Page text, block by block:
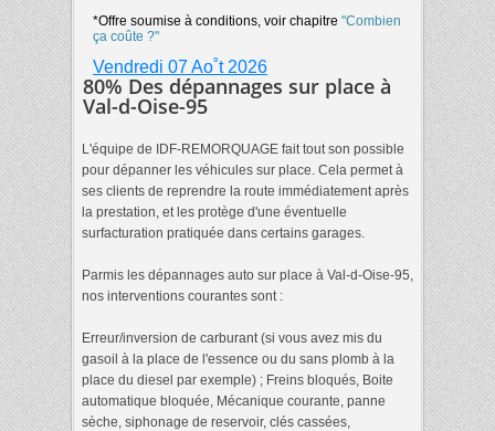
*Offre soumise à conditions, voir chapitre "Combien
ça coûte ?"
Vendredi 07 Ao˚t 2026
80% Des dépannages sur place à
Val-d-Oise-95
L'équipe de IDF-REMORQUAGE fait tout son possible
pour dépanner les véhicules sur place. Cela permet à
ses clients de reprendre la route immédiatement après
la prestation, et les protège d'une éventuelle
surfacturation pratiquée dans certains garages.
Parmis les dépannages auto sur place à Val-d-Oise-95,
nos interventions courantes sont :
Erreur/inversion de carburant (si vous avez mis du
gasoil à la place de l'essence ou du sans plomb à la
place du diesel par exemple) ; Freins bloqués, Boite
automatique bloquée, Mécanique courante, panne
sèche, siphonage de reservoir, clés cassées,